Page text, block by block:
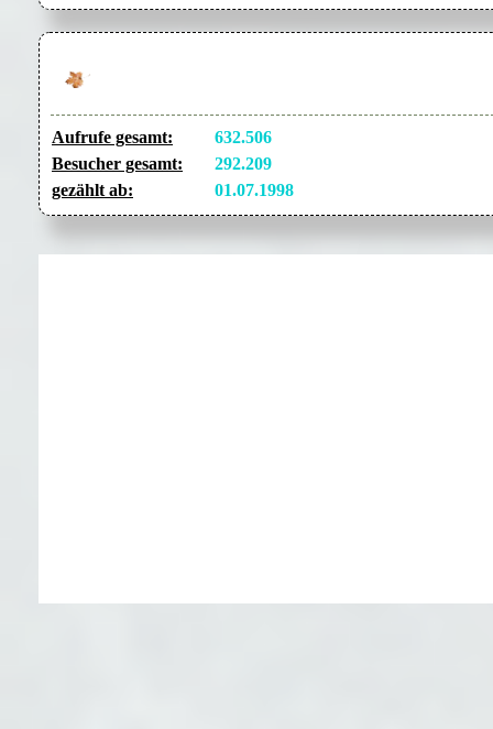
Aufrufe gesamt:
632.506
Besucher gesamt:
292.209
gezählt ab:
01.07.1998